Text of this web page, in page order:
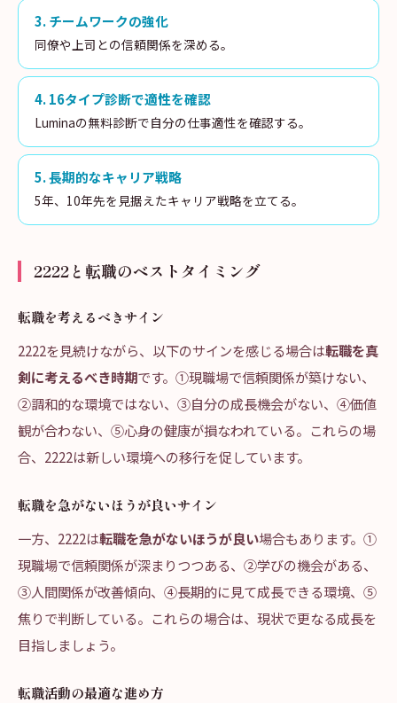
3.チームワークの強化
同僚や上司との信頼関係を深める。
4.16タイプ診断で適性を確認
Luminaの無料診断で自分の仕事適性を確認する。
5.長期的なキャリア戦略
5年、10年先を見据えたキャリア戦略を立てる。
2222と転職のベストタイミング
転職を考えるべきサイン
2222を見続けながら、以下のサインを感じる場合は転職を真
剣に考えるべき時期です。①現職場で信頼関係が築けない、
②調和的な環境ではない、③自分の成長機会がない、④価値
観が合わない、⑤心身の健康が損なわれている。これらの場
合、2222は新しい環境への移行を促しています。
転職を急がないほうが良いサイン
一方、2222は転職を急がないほうが良い場合もあります。①
現職場で信頼関係が深まりつつある、②学びの機会がある、
③人間関係が改善傾向、④長期的に見て成長できる環境、⑤
焦りで判断している。これらの場合は、現状で更なる成長を
目指しましょう。
転職活動の最適な進め方